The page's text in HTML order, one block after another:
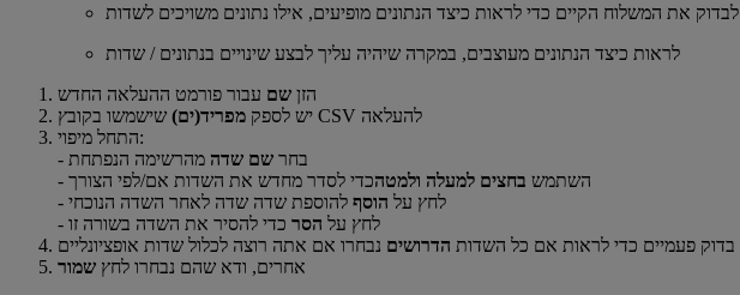
לבדוק את המשלוח הקיים כדי לראות כיצד הנתונים מופיעים, אילו נתונים משויכים לשדות
לראות כיצד הנתונים מעוצבים, במקרה שיהיה עליך לבצע שינויים בנתונים / שדות
הזן שם עבור פורמט ההעלאה החדש
יש לספק מפריד(ים)
שישמשו בקובץ CSV להעלאה
התחל מיפוי:
- בחר שם שדה מהרשימה הנפתחת
- השתמש בחצים למעלה ולמטהכדי לסדר מחדש את השדות אם/לפי הצורך
- לחץ על הוסף להוספת שדה שדה לאחר השדה הנוכחי
- לחץ על הסר כדי להסיר את השדה בשורה זו
בדוק פעמיים כדי לראות אם כל השדות הדרושים נבחרו אם אתה רוצה לכלול שדות אופציונליים
אחרים, ודא שהם נבחרו לחץ שמור